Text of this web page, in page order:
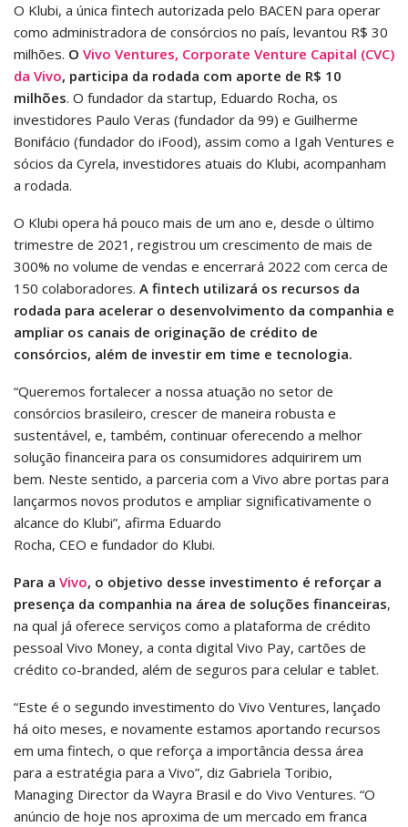
O Klubi, a única fintech autorizada pelo BACEN para operar
como administradora de consórcios no país, levantou R$ 30
milhões. O Vivo Ventures, Corporate Venture Capital (CVC)
da Vivo, participa da rodada com aporte de R$ 10
milhões. O fundador da startup, Eduardo Rocha, os
investidores Paulo Veras (fundador da 99) e Guilherme
Bonifácio (fundador do iFood), assim como a Igah Ventures e
sócios da Cyrela, investidores atuais do Klubi, acompanham
a rodada.
O Klubi opera há pouco mais de um ano e, desde o último
trimestre de 2021, registrou um crescimento de mais de
300% no volume de vendas e encerrará 2022 com cerca de
150 colaboradores. A fintech utilizará os recursos da
rodada para acelerar o desenvolvimento da companhia e
ampliar os canais de originação de crédito de
consórcios, além de investir em time e tecnologia.
“Queremos fortalecer a nossa atuação no setor de
consórcios brasileiro, crescer de maneira robusta e
sustentável, e, também, continuar oferecendo a melhor
solução financeira para os consumidores adquirirem um
bem. Neste sentido, a parceria com a Vivo abre portas para
lançarmos novos produtos e ampliar significativamente o
alcance do Klubi”, afirma Eduardo
Rocha, CEO e fundador do Klubi.
Para a Vivo, o objetivo desse investimento é reforçar a
presença da companhia na área de soluções financeiras,
na qual já oferece serviços como a plataforma de crédito
pessoal Vivo Money, a conta digital Vivo Pay, cartões de
crédito co-branded, além de seguros para celular e tablet.
“Este é o segundo investimento do Vivo Ventures, lançado
há oito meses, e novamente estamos aportando recursos
em uma fintech, o que reforça a importância dessa área
para a estratégia para a Vivo”, diz Gabriela Toribio,
Managing Director da Wayra Brasil e do Vivo Ventures. “O
anúncio de hoje nos aproxima de um mercado em franca